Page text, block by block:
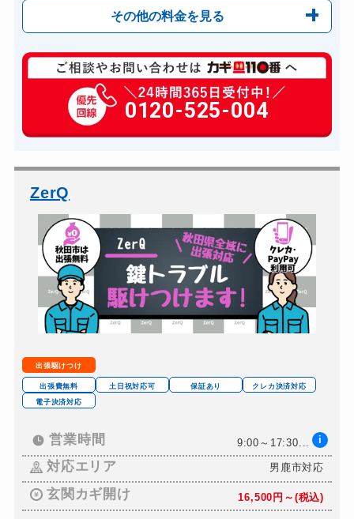
その他の料金を見る
玄関カギ修理 6,600円～(税込)
玄関カギ作成 14,300円～(税込)
玄関カギ交換 14,300円～(税込)
バイクカギ開け
バイクカギ作成 16,500円～(税込)
スーツケースカギ開け 8,800円～(税込)
スーツケースカギ作成 8,800円～(税込)
金庫カギ開け 14,300円～(税込)
金庫カギ修理 11,000円～(税込)
金庫カギ交換
ロッカーカギ開け 8,800円～(税込)
ドアノブカギ開け
ドアノブカギ作成 8,800円～(税込)
ドアノブカギ交換 11,000円～(税込)
0120-525-004
ZerQ
出張駆けつけ
出張費無料 土日祝対応可 保証あり
クレカ決済対応
電子決済対応
営業時間 9:00～17:30... i
対応エリア 男鹿市対応
玄関カギ開け 16,500円～(税込)